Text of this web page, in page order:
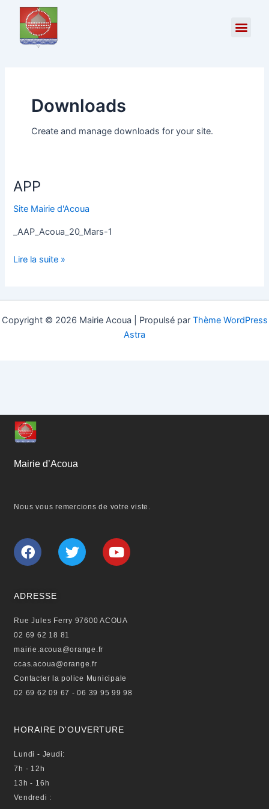
contenu
Downloads
Create and manage downloads for your site.
APP
Site Mairie d'Acoua
_AAP_Acoua_20_Mars-1
APP
Lire la suite »
Copyright © 2026 Mairie Acoua | Propulsé par Thème WordPress
Astra
Mairie d’Acoua
Nous vous remercions de votre viste.
F
a
b
o
o
k
T
w
e
r
Y
o
b
e
ADRESSE
Rue Jules Ferry 97600 ACOUA
02 69 62 18 81
mairie.acoua@orange.fr
ccas.acoua@orange.fr
Contacter la police Municipale
02 69 62 09 67 - 06 39 95 99 98
HORAIRE D'OUVERTURE
Lundi - Jeudi:
7h - 12h
13h - 16h
Vendredi :